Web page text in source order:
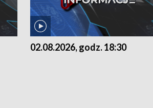
02.08.2026, godz. 18:30